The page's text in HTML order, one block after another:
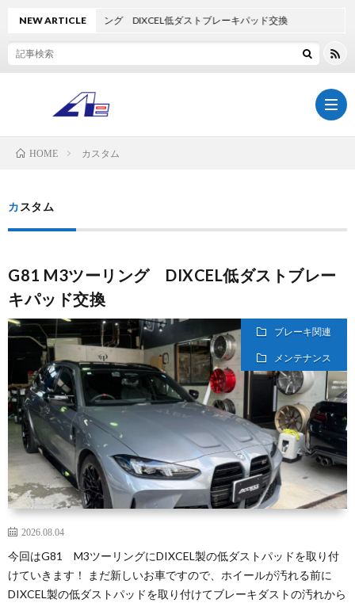
AdlaS
ア
ク
ス
車
検！
AE-
NEW ARTICLE
ツーリング DIXCEL低ダストブレーキパッド交換
HOME カスタム
カスタム
G81 M3ツーリング DIXCEL低ダストブレー
キパッド交換
ブレーキ関連
メンテナンス
2026.08.04
今回はG81 M3ツーリングにDIXCEL製の低ダストパッドを取り付
けていきます！ まだ新しいお車ですので、ホイールが汚れる前に
DIXCEL製の低ダストパッドを取り付けてブレーキダストの汚れから